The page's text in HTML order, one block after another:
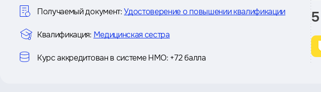
о
курсе
Получаемый документ: Удостоверение о повышении квалификации
Квалификация: Медицинская сестра
Курс аккредитован в системе НМО: +72 балла